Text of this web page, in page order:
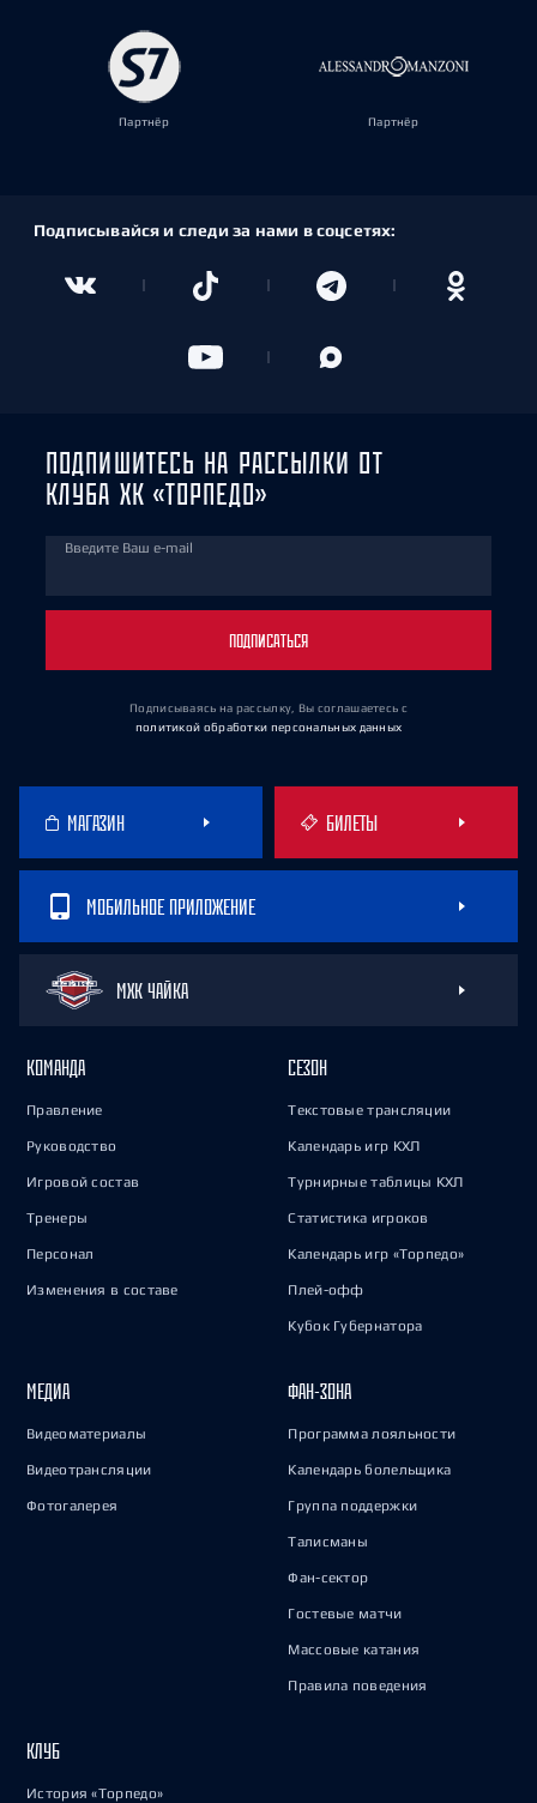
Партнёр Партнёр
Подписывайся и следи за нами в соцсетях:
ПОДПИШИТЕСЬ НА РАССЫЛКИ ОТ
КЛУБА ХК «ТОРПЕДО»
Введите Ваш e-mail
ПОДПИСАТЬСЯ
Подписываясь на рассылку, Вы соглашаетесь с
политикой обработки персональных данных
МАГАЗИН БИЛЕТЫ
МОБИЛЬНОЕ ПРИЛОЖЕНИЕ
МХК ЧАЙКА
КОМАНДА
Правление
Руководство
Игровой состав
Тренеры
Персонал
Изменения в составе
СЕЗОН
Текстовые трансляции
Календарь игр КХЛ
Турнирные таблицы КХЛ
Статистика игроков
Календарь игр «Торпедо»
Плей-офф
Кубок Губернатора
МЕДИА
Видеоматериалы
Видеотрансляции
Фотогалерея
ФАН-ЗОНА
Программа лояльности
Календарь болельщика
Группа поддержки
Талисманы
Фан-сектор
Гостевые матчи
Массовые катания
Правила поведения
КЛУБ
История «Торпедо»